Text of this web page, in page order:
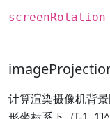
screenRotation
计算渲染摄像机背